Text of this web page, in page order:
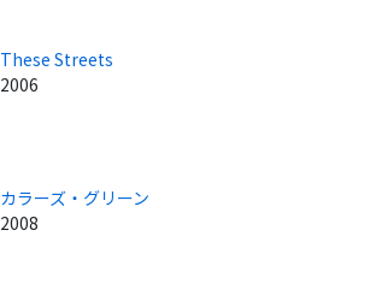
These Streets
2006
カラーズ・グリーン
2008